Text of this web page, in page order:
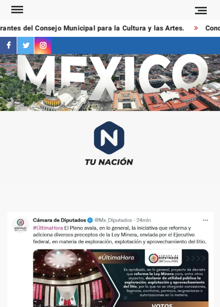
Saltar
contenidodel Consejo Municipal para la Cultura y las Artes.
facebook
twitterinstagram